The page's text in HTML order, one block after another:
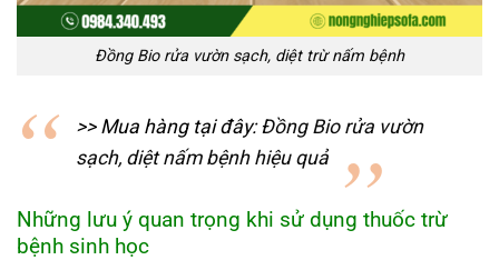
Đồng Bio rửa vườn sạch, diệt trừ nấm bệnh
>> Mua hàng tại đây: Đồng Bio rửa vườn
sạch, diệt nấm bệnh hiệu quả
Những lưu ý quan trọng khi sử dụng thuốc trừ
bệnh sinh học